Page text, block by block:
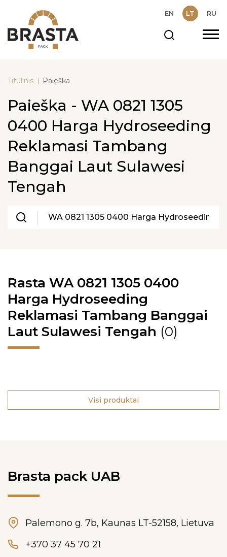
EN LT RU
Titulinis Paieška
Paieška - WA 0821 1305
0400 Harga Hydroseeding
Reklamasi Tambang
Banggai Laut Sulawesi
Tengah
Paieška:
Rasta WA 0821 1305 0400
Harga Hydroseeding
Reklamasi Tambang Banggai
Laut Sulawesi Tengah (0)
Visi produktai
Brasta pack UAB
Palemono g. 7b, Kaunas LT-52158, Lietuva
+370 37 45 70 21